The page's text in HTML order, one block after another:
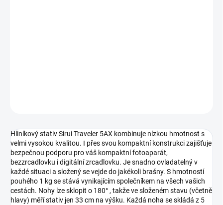
Hliníkový stativ Sirui Traveler 5AX kombinuje nízkou hmotnost s
velmi vysokou kvalitou. I přes svou kompaktní konstrukci zajišťuje
bezpečnou podporu pro váš kompaktní fotoaparát,
bezzrcadlovku i digitální zrcadlovku. Je snadno ovladatelný v
každé situaci a složený se vejde do jakékoli brašny. S hmotností
pouhého 1 kg se stává vynikajícím společníkem na všech vašich
cestách. Nohy lze sklopit o 180° , takže ve složeném stavu (včetně
hlavy) měří stativ jen 33 cm na výšku. Každá noha se skládá z 5